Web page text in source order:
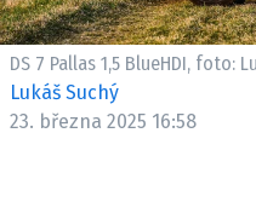
TESTY
TRH S
DS 7 Pallas 1,5 BlueHDI, foto:
Lukáš Suchý
23. března 2025 16:58